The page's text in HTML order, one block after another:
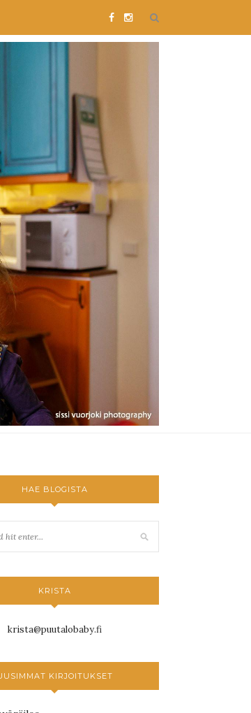
HAE BLOGISTA
KRISTA
krista@puutalobaby.fi
KIRJOITUKSET